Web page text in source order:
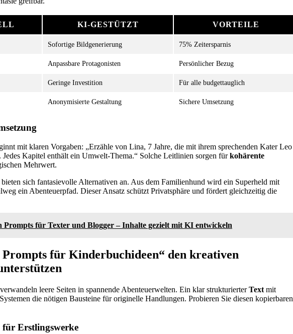
KI-GESTÜTZT VORTEILE
Sofortige Bildgenerierung 75% Zeitersparnis
Anpassbare Protagonisten Persönlicher Bezug
Geringe Investition Für alle budgettauglich
Anonymisierte Gestaltung Sichere Umsetzung
mit klaren Vorgaben: „Erzähle von Lina, 7 Jahre, die mit ihrem sprechenden Kater Leo
Kapitel enthält ein Umwelt-Thema.“ Solche Leitlinien sorgen fürkohärente
Mehrwert.
sich fantasievolle Alternativen an. Aus dem Familienhund wird ein Superheld mit
ein Abenteuerpfad. Dieser Ansatz schützt Privatsphäre und fördert gleichzeitig die
Prompts für Texter und Blogger – Inhalte gezielt mit KI entwickeln
Prompts für Kinderbuchideen“ den kreativen
leere Seiten in spannende Abenteuerwelten. Ein klar strukturierterText mit
die nötigen Bausteine für originelle Handlungen. Probieren Sie diesen kopierbaren
Erstlingswerke